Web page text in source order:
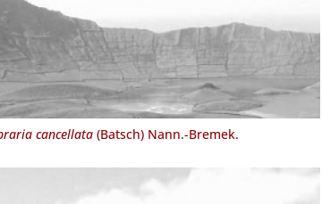
cancellata(Batsch) Nann.-Bremek.